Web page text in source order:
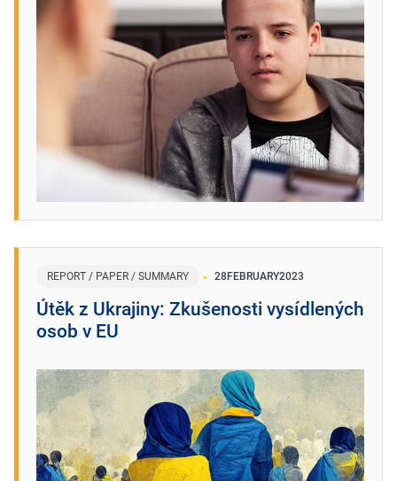
REPORT / PAPER / SUMMARY 28FEBRUARY2023
Útěk z Ukrajiny: Zkušenosti vysídlených
osob v EU